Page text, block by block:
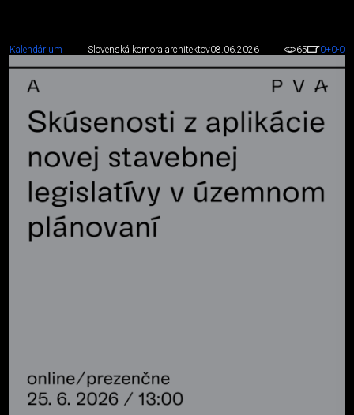
Kalendárium Slovenská komora architektov08.06.2026 65 0+0-0